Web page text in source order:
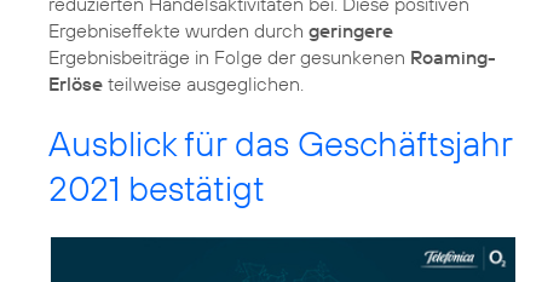
Ergebniseffekte wurden durch geringere
Ergebnisbeiträge in Folge der gesunkenen Roaming-
Erlöse teilweise ausgeglichen.
Ausblick für das Geschäftsjahr
2021 bestätigt